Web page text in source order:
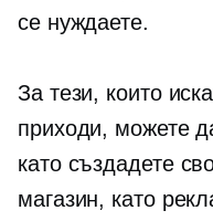
се нуждаете.
За тези, които
приходи, можете
като създадете
магазин, като